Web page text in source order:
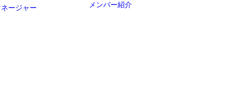
ージャー
メンバー紹介